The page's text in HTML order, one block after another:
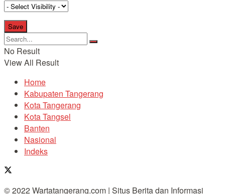
No Result
View All Result
Home
Kabupaten Tangerang
Kota Tangerang
Kota Tangsel
Banten
Nasional
Indeks
© 2022 Wartatangerang.com | Situs Berita dan Informasi